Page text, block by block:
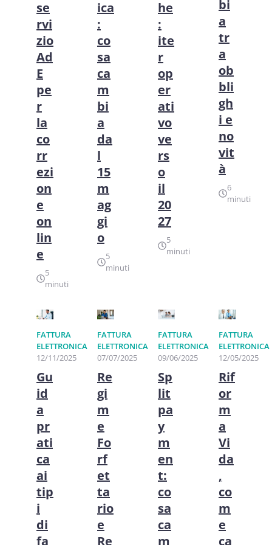
se
rvi
zio
Ad
E
pe
r
la
co
rr
ezi
on
e
on
lin
e
5
minuti
ica
:
co
sa
ca
m
bi
a
da
l
15
m
ag
gi
o
5
minuti
he
:
ite
r
op
er
ati
vo
ve
rs
o
il
20
27
5
minuti
bi
a
tr
a
ob
bli
gh
i e
no
vit
à
6
minuti
FATTURA
ELETTRONICA
12/11/2025
Gu
id
a
pr
ati
ca
ai
tip
i
di
fa
FATTURA
ELETTRONICA
07/07/2025
Re
gi
m
e
Fo
rf
et
ta
rio
e
Re
FATTURA
ELETTRONICA
09/06/2025
Sp
lit
pa
y
m
en
t:
co
sa
ca
m
FATTURA
ELETTRONICA
12/05/2025
Rif
or
m
a
Vi
da
,
co
m
e
ca